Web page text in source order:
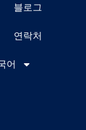
블로그
연락처
어